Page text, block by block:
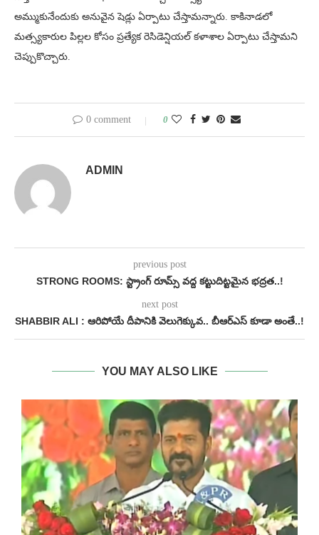
అమ్ముకునేందుకు అనువైన షెడ్లు ఏర్పాటు చేస్తామన్నారు. కాకినాడలో
మత్స్యకారుల పిల్లల కోసం ప్రత్యేక రెసిడెన్షియల్ కళాశాల ఏర్పాటు చేస్తామని
చెప్పుకొచ్చారు.
0 comment 0
ADMIN
previous post
STRONG ROOMS: స్ట్రాంగ్ రూమ్స్‌ వద్ద కట్టుదిట్టమైన భద్రత..!
next post
SHABBIR ALI : ఆరిపోయే దీపానికి వెలుగెక్కువ.. బీఆర్ఎస్ కూడా అంతే..!
YOU MAY ALSO LIKE